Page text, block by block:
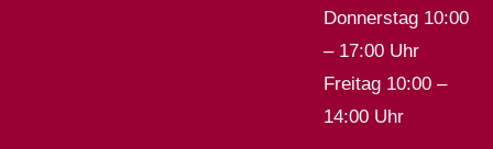
Donnerstag 10:00
– 17:00 Uhr
Freitag 10:00 –
14:00 Uhr